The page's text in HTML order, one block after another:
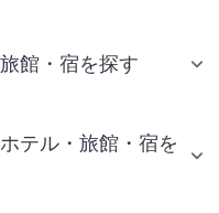
館・宿を探す
テル・旅館・宿を